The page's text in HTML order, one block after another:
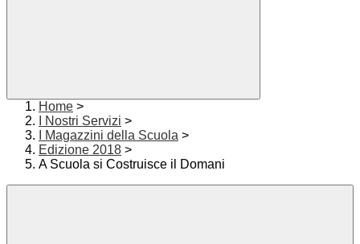
Home >
I Nostri Servizi >
I Magazzini della Scuola >
Edizione 2018 >
A Scuola si Costruisce il Domani